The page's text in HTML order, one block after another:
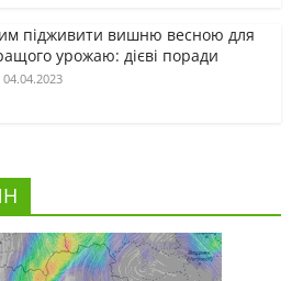
підживити вишню весною для
урожаю: дієві поради
04.04.2023